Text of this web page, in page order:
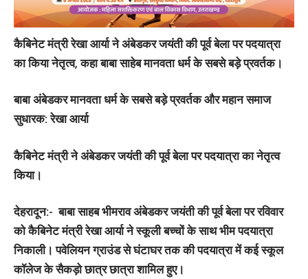
कैबिनेट मंत्री रेखा आर्या ने अंबेडकर जयंती की पूर्व बेला पर पदयात्रा
का किया नेतृत्व, कहा बाबा साहेब मानवता धर्म के सबसे बड़े प्रवर्तक।
बाबा अंबेडकर मानवता धर्म के सबसे बड़े प्रवर्तक और महान समाज
सुधारक: रेखा आर्या
कैबिनेट मंत्री ने अंबेडकर जयंती की पूर्व बेला पर पदयात्रा का नेतृत्व
किया।
देहरादून:- बाबा साहब भीमराव अंबेडकर जयंती की पूर्व बेला पर रविवार
को कैबिनेट मंत्री रेखा आर्या ने स्कूली बच्चों के साथ भीम पदयात्रा
निकाली। पवेलियन ग्राउंड से घंटाघर तक की पदयात्रा में कई स्कूल
कॉलेज के सैकड़ो छात्र छात्रा शामिल हुए।